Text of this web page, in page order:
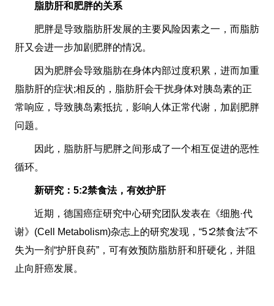
脂肪肝和肥胖的关系
肥胖是导致脂肪肝发展的主要风险因素之一，而脂肪
肝又会进一步加剧肥胖的情况。
因为肥胖会导致脂肪在身体内部过度积累，进而加重
脂肪肝的症状;相反的，脂肪肝会干扰身体对胰岛素的正
常响应，导致胰岛素抵抗，影响人体正常代谢，加剧肥胖
问题。
因此，脂肪肝与肥胖之间形成了一个相互促进的恶性
循环。
新研究：5:2禁食法，有效护肝
近期，德国癌症研究中心研究团队发表在《细胞·代
谢》(Cell Metabolism)杂志上的研究发现，“5∶2禁食法”不
失为一剂“护肝良药”，可有效预防脂肪肝和肝硬化，并阻
止向肝癌发展。